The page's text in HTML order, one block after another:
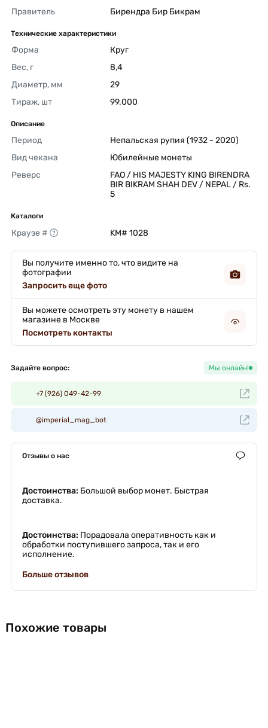
Правитель
Бирендра Бир Бикрам
Технические характеристики
Форма
Круг
Вес, г
8,4
Диаметр, мм
29
Тираж, шт
99.000
Описание
Период
Непальская рупия (1932 - 2020)
Вид чекана
Юбилейные монеты
Реверс
FAO / HIS MAJESTY KING BIRENDRA
BIR BIKRAM SHAH DEV / NEPAL / Rs.
5
Каталоги
Краузе # KM# 1028
Вы получите именно то, что видите на
фотографии
Запросить еще фото
Вы можете осмотреть эту монету в нашем
магазине в Москве
Посмотреть контакты
Задайте вопрос: Мы онлайн!
+7 (926) 049-42-99
@imperial_mag_bot
Отзывы о нас
Достоинства: Большой выбор монет. Быстрая
доставка.
Достоинства: Порадовала оперативность как и
обработки поступившего запроса, так и его
исполнение.
Больше отзывов
Похожие товары